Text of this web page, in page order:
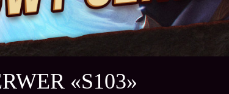
«S103»